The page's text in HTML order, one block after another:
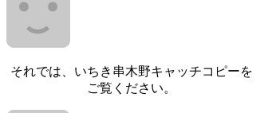
それでは、いちき串木野キャッチコピーを
ご覧ください。